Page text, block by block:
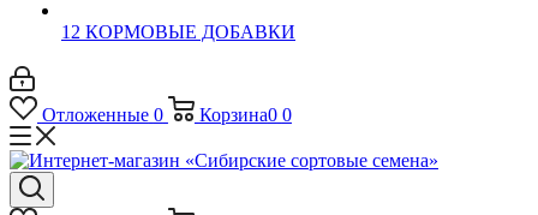
12 КОРМОВЫЕ ДОБАВКИ
Отложенные 0 Корзина0 0